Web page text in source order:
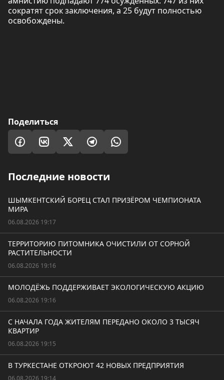
сократят срок заключения, а 25 будут полностью
освобождены.
Поделиться
Последние новости
ШЫМКЕНТСКИЙ БОРЕЦ СТАЛ ПРИЗЁРОМ ЧЕМПИОНАТА
МИРА
06.08.2026 19:17
ТЕРРИТОРИЮ ПИТОМНИКА ОЧИСТИЛИ ОТ СОРНОЙ
РАСТИТЕЛЬНОСТИ
06.08.2026 19:16
МОЛОДЁЖЬ ПОДДЕРЖИВАЕТ ЭКОЛОГИЧЕСКУЮ АКЦИЮ
06.08.2026 19:16
С НАЧАЛА ГОДА ЖИТЕЛЯМ ПЕРЕДАНО ОКОЛО 3 ТЫСЯЧ
КВАРТИР
06.08.2026 19:15
В ТУРКЕСТАНЕ ОТКРОЮТ 42 НОВЫХ ПРЕДПРИЯТИЯ
06.08.2026 19:14